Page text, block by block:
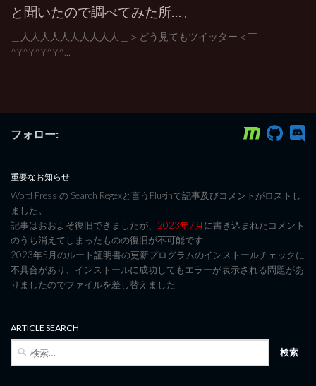
と聞いたので調べてみた所…。
＿人人人人人人人人人人＿＞どう見てもツイッター＜￣
^Y^Y^Y^Y^...
フォロー:
重要なお知らせ
Word Press の Search Regexと言うPluginで記事及びコメントがロストし
ました。
記事はおおよそ復旧できましたが、 2023年7月に書き込まれたコメント
のうち消えてしまったものの復旧が不可能です
2023年5月のルート証明書の更新プログラムのインストールチェックに
不具合があり、インストールに成功してもエラーが表示される問題があ
りましたのでファイルを差し替えました
ARTICLE SEARCH